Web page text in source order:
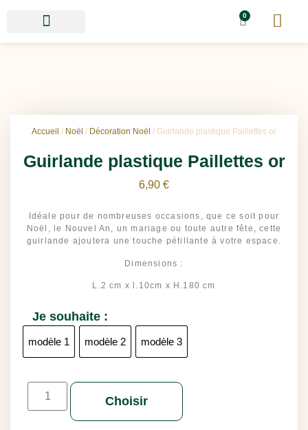
0
Accueil / Noël / Décoration Noël / Guirlande plastique Paillettes or
Guirlande plastique Paillettes or
6,90 €
Idéale pour de nombreuses occasions, que ce soit pour
Noël, le Nouvel An, un mariage ou toute autre fête, cette
guirlande ajoutera une touche pétillante à votre espace.
Dimensions :
L.2 cm x l.10cm x H.180 cm
Je souhaite :
modèle 1 modèle 2 modèle 3
Choisir